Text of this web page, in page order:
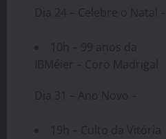
Dia 24 – Celebre o Natal –
10h – 99 anos da
IBMéier – Coro Madrigal
Dia 31 – Ano Novo –
19h – Culto da Vitória